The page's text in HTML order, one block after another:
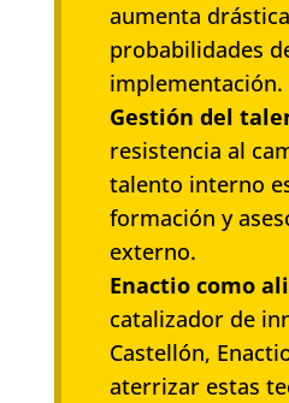
aumenta
probabilidades
implementación.
Gestión del
resistencia al
talento interno
formación y
externo.
Enactio como
catalizador de
Castellón,
aterrizar estas